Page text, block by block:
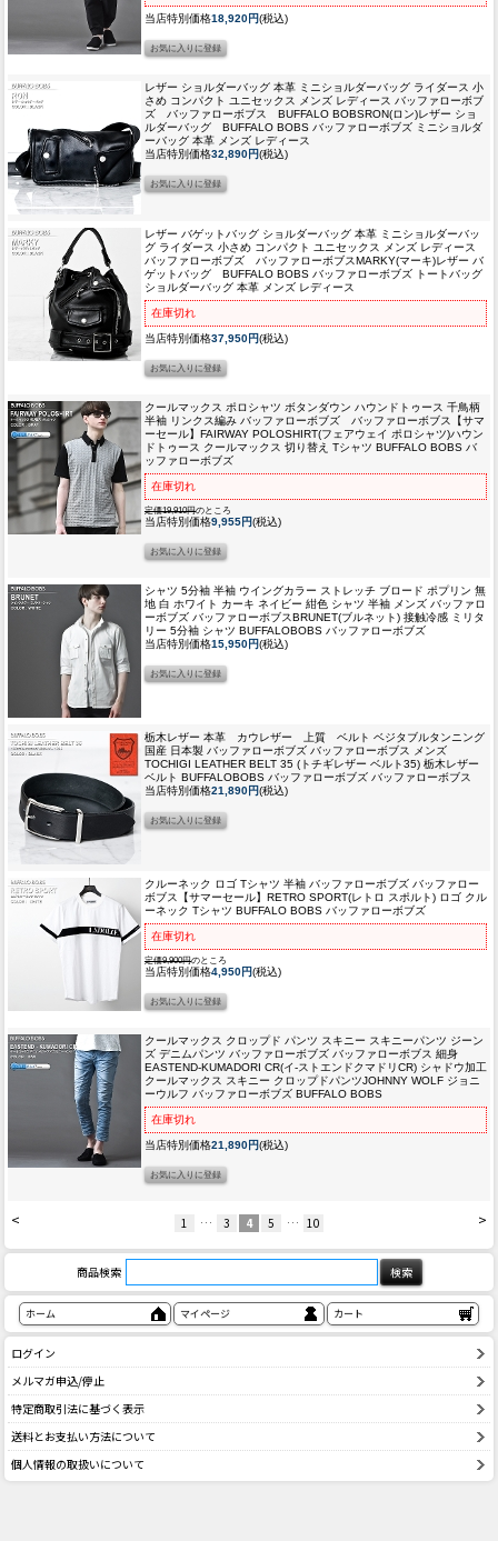
当店特別価格18,920円(税込)
レザー ショルダーバッグ 本革 ミニショルダーバッグ ライダース 小
さめ コンパクト ユニセックス メンズ レディース バッファローボブ
ズ バッファローボブス BUFFALO BOBSRON(ロン)レザー ショ
ルダーバッグ BUFFALO BOBS バッファローボブズ ミニショルダ
ーバッグ 本革 メンズ レディース
当店特別価格32,890円(税込)
レザー バゲットバッグ ショルダーバッグ 本革 ミニショルダーバッ
グ ライダース 小さめ コンパクト ユニセックス メンズ レディース
バッファローボブズ バッファローボブスMARKY(マーキ)レザー バ
ゲットバッグ BUFFALO BOBS バッファローボブズ トートバッグ
ショルダーバッグ 本革 メンズ レディース
在庫切れ
当店特別価格37,950円(税込)
クールマックス ポロシャツ ボタンダウン ハウンドトゥース 千鳥柄
半袖 リンクス編み バッファローボブズ バッファローボブス
【サマ
ーセール】FAIRWAY POLOSHIRT(フェアウェイ ポロシャツ)ハウン
ドトゥース クールマックス 切り替え Tシャツ BUFFALO BOBS バ
ッファローボブズ
在庫切れ
定価19,910円のところ
当店特別価格9,955円(税込)
シャツ 5分袖 半袖 ウイングカラー ストレッチ ブロード ポプリン 無
地 白 ホワイト カーキ ネイビー 紺色 シャツ 半袖 メンズ バッファロ
ーボブズ バッファローボブスBRUNET(ブルネット) 接触冷感 ミリタ
リー 5分袖 シャツ BUFFALOBOBS バッファローボブズ
当店特別価格15,950円(税込)
栃木レザー 本革 カウレザー 上質 ベルト ベジタブルタンニング
国産 日本製 バッファローボブズ バッファローボブス メンズ
TOCHIGI LEATHER BELT 35 (トチギレザー ベルト35) 栃木レザー
ベルト BUFFALOBOBS バッファローボブズ バッファローボブス
当店特別価格21,890円(税込)
クルーネック ロゴ Tシャツ 半袖 バッファローボブズ バッファロー
ボブス
【サマーセール】RETRO SPORT(レトロ スポルト) ロゴ クル
ーネック Tシャツ BUFFALO BOBS バッファローボブズ
在庫切れ
定価9,900円のところ
当店特別価格4,950円(税込)
クールマックス クロップド パンツ スキニー スキニーパンツ ジーン
ズ デニムパンツ バッファローボブズ バッファローボブス 細身
EASTEND-KUMADORI CR(イ-ストエンドクマドリCR) シャドウ加工
クールマックス スキニー クロップドパンツJOHNNY WOLF ジョニ
ーウルフ バッファローボブズ BUFFALO BOBS
在庫切れ
当店特別価格21,890円(税込)
< >
1 … 3 4 5 … 10
商品検索
ホーム マイページ カート
ログイン
メルマガ申込/停止
特定商取引法に基づく表示
送料とお支払い方法について
個人情報の取扱いについて